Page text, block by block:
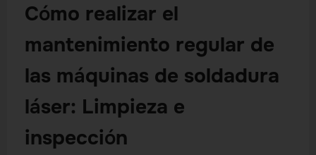
Cómo realizar el
mantenimiento regular de
las máquinas de soldadura
láser: Limpieza e
inspección